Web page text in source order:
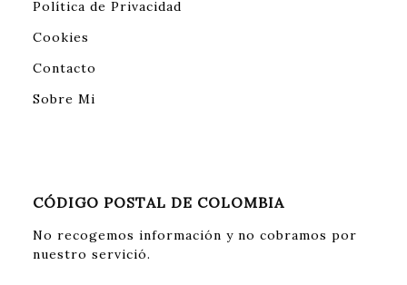
Política de Privacidad
Cookies
Contacto
Sobre Mi
CÓDIGO POSTAL DE COLOMBIA
No recogemos información y no cobramos por
nuestro servició.